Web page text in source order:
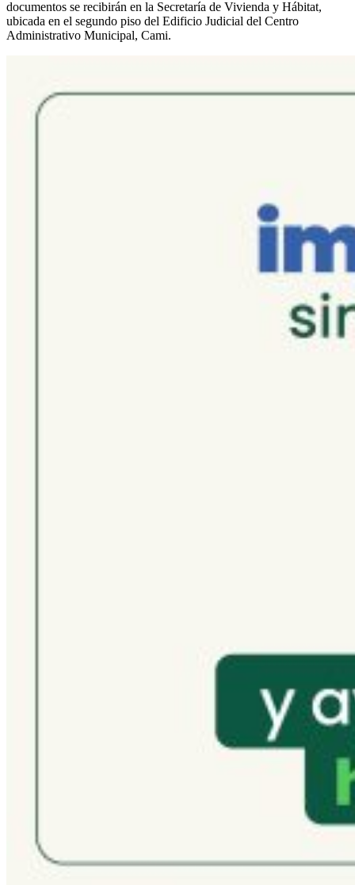
documentos se recibirán en la Secretaría de Vivienda y Hábitat,
ubicada en el segundo piso del Edificio Judicial del Centro
Administrativo Municipal, Cami.